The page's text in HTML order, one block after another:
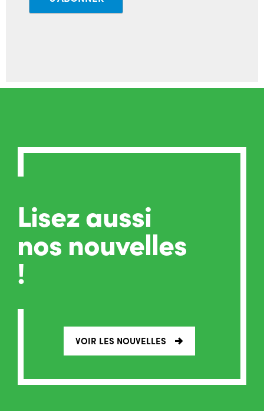
Lisez aussi
nos nouvelles
!
VOIR LES NOUVELLES